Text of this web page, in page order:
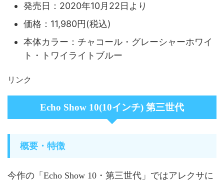
発売日：2020年10月22日より
価格：11,980円(税込)
本体カラー：チャコール・グレーシャーホワイ
ト・トワイライトブルー
リンク
Echo Show 10(10インチ) 第三世代
概要・特徴
今作の「Echo Show 10・第三世代」ではアレクサに